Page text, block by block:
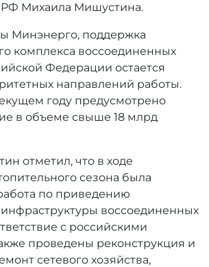
РФ Михаила Мишустина.
Минэнерго, поддержка
комплекса воссоединенных
Федерации остается
направлений работы.
году предусмотрено
в объеме свыше 18 млрд
отметил, что в ходе
сезона была
по приведению
воссоединенных
с российскими
проведены реконструкция и
сетевого хозяйства,